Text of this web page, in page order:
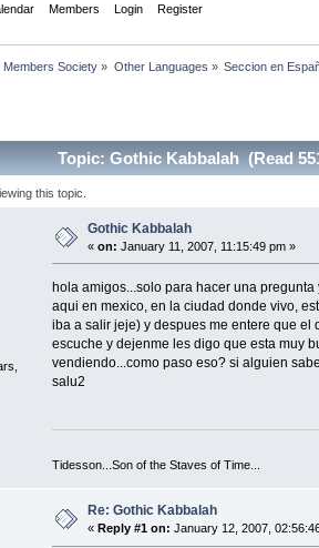
Members Login Register
Members Society » Other Languages » Seccion en
Topic: Gothic Kabbalah (Read
this topic.
Gothic Kabbalah
«on: January 11, 2007, 11:15:49 pm »
hola amigos...solo para hacer una
aqui en mexico, en la ciudad donde vivo,
iba a salir jeje) y despues me entere que el
escuche y dejenme les digo que esta muy
vendiendo...como paso eso? si alguien
salu2
Tidesson...Son of the Staves of Time...
Re: Gothic Kabbalah
« Reply #1 on: January 12, 2007,